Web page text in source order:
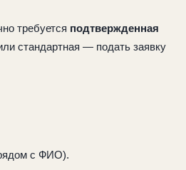
требуется подтвержденная
стандартная — подать заявку
рядом с ФИО).